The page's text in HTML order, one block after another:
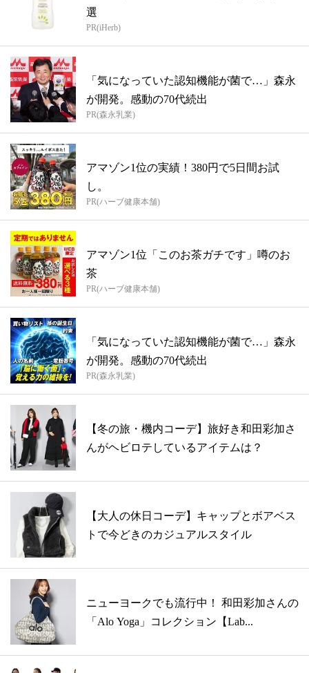
選
PR(iHerb)
「気になっていた認知機能が菌で…」森永
が開発。感動の70代続出
PR(森永乳業)
アマゾン1位の実績！380円で5日間お試
し。
PR(ハーブ健康本舗)
アマゾン1位「このお茶ガチです」噂のお
茶
PR(ハーブ健康本舗)
「気になっていた認知機能が菌で…」森永
が開発。感動の70代続出
PR(森永乳業)
【冬の旅・機内コーデ】旅好き和田彩加さ
んがヘビロテしているアイテムは？
【大人の休日コーデ】キャップとボアベス
トで今どきのカジュアルスタイル
ニューヨークでも流行中！ 和田彩加さんの
「Alo Yoga」コレクション【Lab...